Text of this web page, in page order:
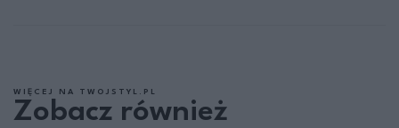
WIĘCEJ NA TWOJSTYL.PL
Zobacz również